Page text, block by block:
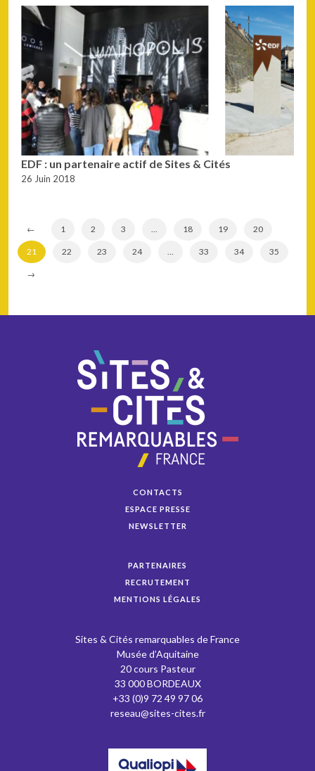
EDF : un partenaire actif de Sites & Cités
26 Juin 2018
← 1 2 3 … 18 19 20
21 22 23 24 … 33 34 35
→
CONTACTS
ESPACE PRESSE
NEWSLETTER
PARTENAIRES
RECRUTEMENT
MENTIONS LÉGALES
Sites & Cités remarquables de France
Musée d’Aquitaine
20 cours Pasteur
33 000 BORDEAUX
+33 (0)9 72 49 97 06
reseau@sites-cites.fr